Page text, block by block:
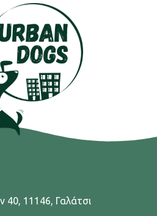
40, 11146, Γαλάτσι